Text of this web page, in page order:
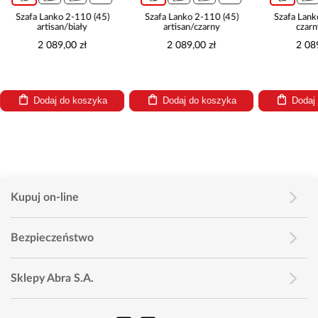
Szafa Lanko 2-110 (45)
artisan/biały
2 089,00 zł
Dodaj do koszyka
Szafa Lanko 2-110 (45)
artisan/czarny
2 089,00 zł
Dodaj do koszyka
Szafa
2
Kupuj on-line
Bezpieczeństwo
Sklepy Abra S.A.